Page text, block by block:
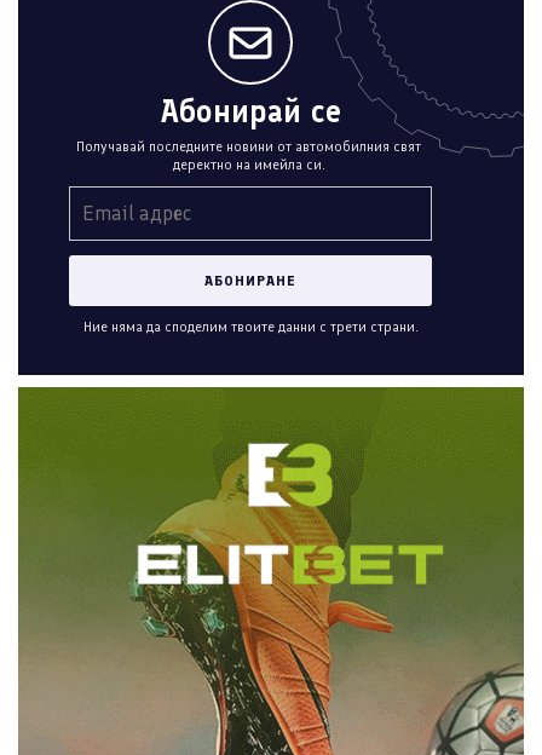
Абонирай се
Получавай последните новини от автомобилния свят
деректно на имейла си.
Ние няма да споделим твоите данни с трети страни.